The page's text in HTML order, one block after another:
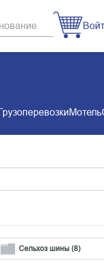
Мотель
Сельхоз шины (8)